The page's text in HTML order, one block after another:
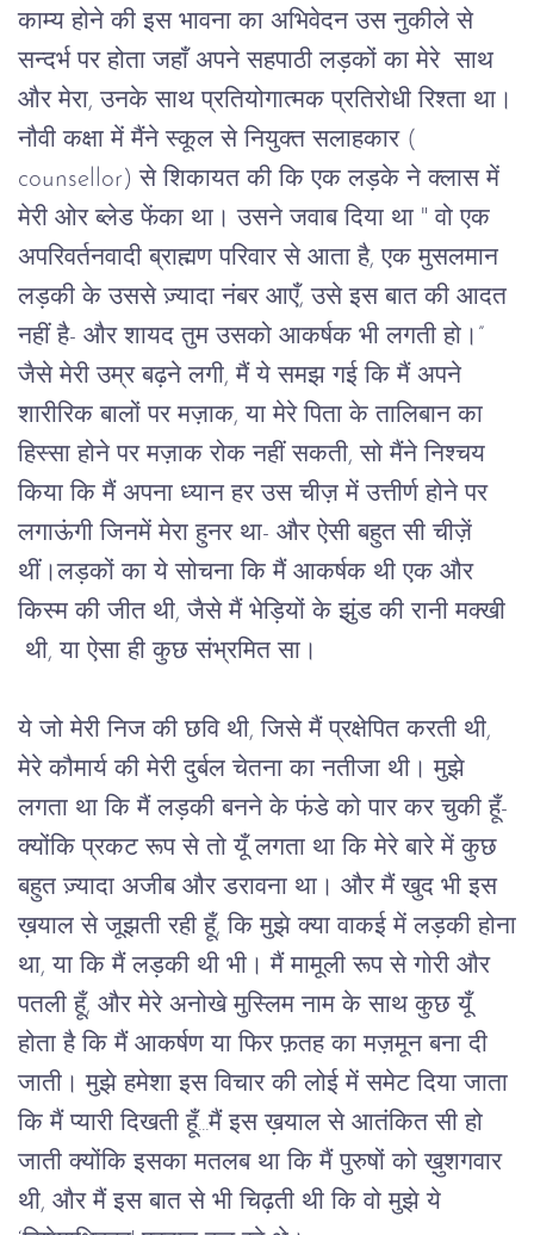
काम्य होने की इस भावना का अभिवेदन उस नुकीले से
सन्दर्भ पर होता जहाँ अपने सहपाठी लड़कों का मेरे साथ
और मेरा, उनके साथ प्रतियोगात्मक प्रतिरोधी रिश्ता था।
नौवी कक्षा में मैंने स्कूल से नियुक्त सलाहकार (
counsellor) से शिकायत की कि एक लड़के ने क्लास में
मेरी ओर ब्लेड फेंका था। उसने जवाब दिया था " वो एक
अपरिवर्तनवादी ब्राह्मण परिवार से आता है, एक मुसलमान
लड़की के उससे ज़्यादा नंबर आएँ, उसे इस बात की आदत
नहीं है- और शायद तुम उसको आकर्षक भी लगती हो।”
जैसे मेरी उम्र बढ़ने लगी, मैं ये समझ गई कि मैं अपने
शारीरिक बालों पर मज़ाक, या मेरे पिता के तालिबान का
हिस्सा होने पर मज़ाक रोक नहीं सकती, सो मैंने निश्चय
किया कि मैं अपना ध्यान हर उस चीज़ में उत्तीर्ण होने पर
लगाऊंगी जिनमें मेरा हुनर था- और ऐसी बहुत सी चीज़ें
थीं।लड़कों का ये सोचना कि मैं आकर्षक थी एक और
किस्म की जीत थी, जैसे मैं भेड़ियों के झुंड की रानी मक्खी
थी, या ऐसा ही कुछ संभ्रमित सा।
ये जो मेरी निज की छवि थी, जिसे मैं प्रक्षेपित करती थी,
मेरे कौमार्य की मेरी दुर्बल चेतना का नतीजा थी। मुझे
लगता था कि मैं लड़की बनने के फंडे को पार कर चुकी हूँ-
क्योंकि प्रकट रूप से तो यूँ लगता था कि मेरे बारे में कुछ
बहुत ज़्यादा अजीब और डरावना था। और मैं खुद भी इस
ख़याल से जूझती रही हूँ, कि मुझे क्या वाकई में लड़की होना
था, या कि मैं लड़की थी भी। मैं मामूली रूप से गोरी और
पतली हूँ, और मेरे अनोखे मुस्लिम नाम के साथ कुछ यूँ
होता है कि मैं आकर्षण या फिर फ़तह का मज़मून बना दी
जाती। मुझे हमेशा इस विचार की लोई में समेट दिया जाता
कि मैं प्यारी दिखती हूँ...मैं इस ख़याल से आतंकित सी हो
जाती क्‍योंकि इसका मतलब था कि मैं पुरुषों को ख़ुशगवार
थी, और मैं इस बात से भी चिढ़ती थी कि वो मुझे ये